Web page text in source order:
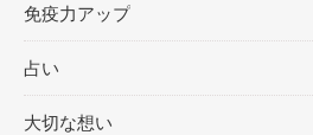
免疫力アップ
占い
大切な想い